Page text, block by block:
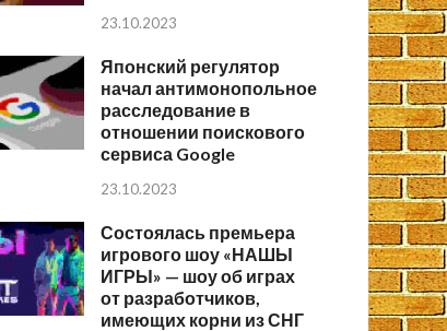
23.10.2023
Японский регулятор
начал антимонопольное
расследование в
отношении поискового
сервиса Google
23.10.2023
Состоялась премьера
игрового шоу «НАШЫ
ИГРЫ» — шоу об играх
от разработчиков,
имеющих корни из СНГ